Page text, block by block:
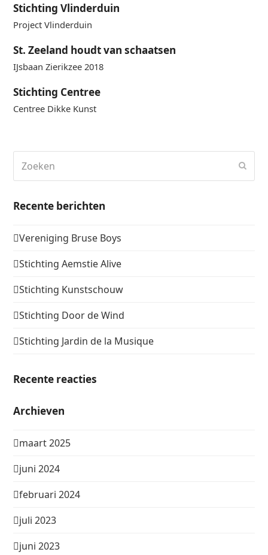
Stichting Vlinderduin
Project Vlinderduin
St. Zeeland houdt van schaatsen
IJsbaan Zierikzee 2018
Stichting Centree
Centree Dikke Kunst
Recente berichten
Vereniging Bruse Boys
Stichting Aemstie Alive
Stichting Kunstschouw
Stichting Door de Wind
Stichting Jardin de la Musique
Recente reacties
Archieven
maart 2025
juni 2024
februari 2024
juli 2023
juni 2023